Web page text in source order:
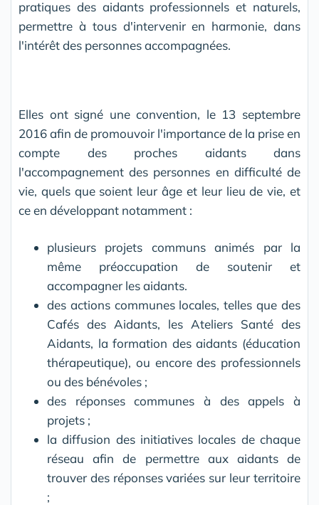
pratiques des aidants professionnels et naturels,
permettre à tous d'intervenir en harmonie, dans
l'intérêt des personnes accompagnées.
Elles ont signé une convention, le 13 septembre
2016 afin de promouvoir l'importance de la prise en
compte des proches aidants dans
l'accompagnement des personnes en difficulté de
vie, quels que soient leur âge et leur lieu de vie, et
ce en développant notamment :
plusieurs projets communs animés par la
même préoccupation de soutenir et
accompagner les aidants.
des actions communes locales, telles que des
Cafés des Aidants, les Ateliers Santé des
Aidants, la formation des aidants (éducation
thérapeutique), ou encore des professionnels
ou des bénévoles ;
des réponses communes à des appels à
projets ;
la diffusion des initiatives locales de chaque
réseau afin de permettre aux aidants de
trouver des réponses variées sur leur territoire
;